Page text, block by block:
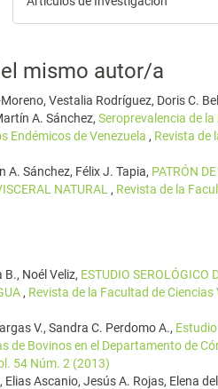
mismo autor/a
Vestalia Rodríguez, Doris C.
A. Sánchez, Seroprevalencia de
Endémicos de Venezuela , Revista de
A. Sánchez, Félix J. Tapia, PATRÓN
NATURAL , Revista de la
Noél Veliz, ESTUDIO SEROLÓGICO
, Revista de la Facultad de
V., Sandra C. Perdomo A.,
de Bovinos en el Departamento de
54 Núm. 2 (2013)
Ascanio, Jesús A. Rojas, Elena